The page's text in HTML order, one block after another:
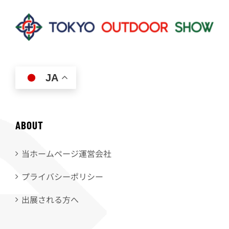
JA
ABOUT
当ホームページ運営会社
プライバシーポリシー
出展される方へ